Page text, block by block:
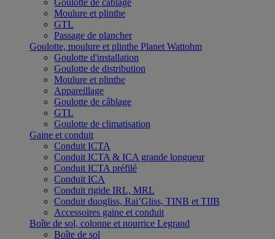
Goulotte de câblage
Moulure et plinthe
GTL
Passage de plancher
Goulotte, moulure et plinthe Planet Wattohm
Goulotte d'installation
Goulotte de distribution
Moulure et plinthe
Appareillage
Goulotte de câblage
GTL
Goulotte de climatisation
Gaine et conduit
Conduit ICTA
Conduit ICTA & ICA grande longueur
Conduit ICTA préfilé
Conduit ICA
Conduit rigide IRL, MRL
Conduit duogliss, Rai’Gliss, TINB et TIIB
Accessoires gaine et conduit
Boîte de sol, colonne et nourrice Legrand
Boîte de sol